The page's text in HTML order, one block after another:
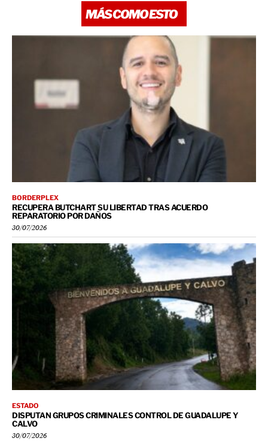
MÁS COMO ESTO
BORDERPLEX
RECUPERA BUTCHART SU LIBERTAD TRAS ACUERDO
REPARATORIO POR DAÑOS
30/07/2026
ESTADO
DISPUTAN GRUPOS CRIMINALES CONTROL DE GUADALUPE Y
CALVO
30/07/2026